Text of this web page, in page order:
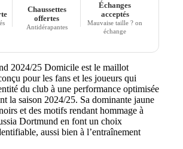
Chaussettes
offertes
Antidérapantes
Échanges
acceptés
Mauvaise taille ? on
échange
2024/25 Domicile est le maillot
pour les fans et les joueurs qui
du club à une performance optimisée
la saison 2024/25. Sa dominante jaune
et des motifs rendant hommage à
Dortmund en font un choix
aussi bien à l’entraînement